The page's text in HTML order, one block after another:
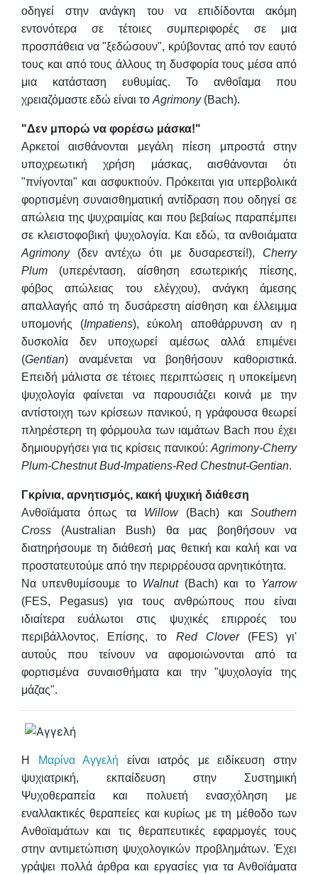
οδηγεί στην ανάγκη του να επιδίδονται ακόμη
εντονότερα σε τέτοιες συμπεριφορές σε μια
προσπάθεια να "ξεδώσουν", κρύβοντας από τον εαυτό
τους και από τους άλλους τη δυσφορία τους μέσα από
μια κατάσταση ευθυμίας. Το ανθοΐαμα που
χρειαζόμαστε εδώ είναι το Agrimony(Bach).
"Δεν μπορώ να φορέσω μάσκα!"
Αρκετοί αισθάνονται μεγάλη πίεση μπροστά στην
υποχρεωτική χρήση μάσκας, αισθάνονται ότι
"πνίγονται" και ασφυκτιούν. Πρόκειται για υπερβολικά
φορτισμένη συναισθηματική αντίδραση που οδηγεί σε
απώλεια της ψυχραιμίας και που βεβαίως παραπέμπει
σε κλειστοφοβική ψυχολογία. Και εδώ, τα ανθοιάματα
Agrimony(δεν αντέχω ότι με δυσαρεστεί!), Cherry
Plum (υπερένταση, αίσθηση εσωτερικής πίεσης,
φόβος απώλειας του ελέγχου), ανάγκη άμεσης
απαλλαγής από τη δυσάρεστη αίσθηση και έλλειμμα
υπομονής (Impatiens), εύκολη αποθάρρυνση αν η
δυσκολία δεν υποχωρεί αμέσως αλλά επιμένει
(Gentian) αναμένεται να βοηθήσουν καθοριστικά.
Επειδή μάλιστα σε τέτοιες περιπτώσεις η υποκείμενη
ψυχολογία φαίνεται να παρουσιάζει κοινά με την
αντίστοιχη των κρίσεων πανικού, η γράφουσα θεωρεί
πληρέστερη τη φόρμουλα των ιαμάτων Bach που έχει
δημιουργήσει για τις κρίσεις πανικού: Agrimony-Cherry
Plum-Chestnut Bud-Impatiens-Red Chestnut-Gentian.
Γκρίνια, αρνητισμός, κακή ψυχική διάθεση
Ανθοϊάματα όπως τα Willow(Bach) και Southern
Cross (Australian Bush) θα μας βοηθήσουν να
διατηρήσουμε τη διάθεσή μας θετική και καλή και να
προστατευτούμε από την περιρρέουσα αρνητικότητα.
Να υπενθυμίσουμε το Walnut(Bach) και το Yarrow
(FES, Pegasus) για τους ανθρώπους που είναι
ιδιαίτερα ευάλωτοι στις ψυχικές επιρροές του
περιβάλλοντος. Επίσης, το Red Clover(FES) γι'
αυτούς που τείνουν να αφομοιώνονται από τα
φορτισμένα συναισθήματα και την "ψυχολογία της
μάζας".
Η Μαρίνα Αγγελή είναι ιατρός με ειδίκευση στην
ψυχιατρική, εκπαίδευση στην Συστημική
Ψυχοθεραπεία και πολυετή ενασχόληση με
εναλλακτικές θεραπείες και κυρίως με τη μέθοδο των
Ανθοϊαμάτων και τις θεραπευτικές εφαρμογές τους
στην αντιμετώπιση ψυχολογικών προβλημάτων. Έχει
γράψει πολλά άρθρα και εργασίες για τα Ανθοϊάματα